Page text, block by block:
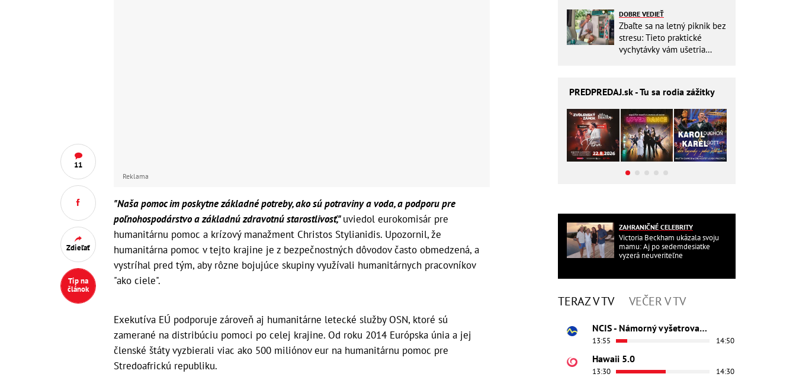
11
Zdieľať
Tip na
článok
Reklama
"Naša pomoc im poskytne základné potreby, ako sú potraviny a voda, a podporu pre
poľnohospodárstvo a základnú zdravotnú starostlivosť,"uviedol eurokomisár pre
humanitárnu pomoc a krízový manažment Christos Stylianidis. Upozornil, že
humanitárna pomoc v tejto krajine je z bezpečnostných dôvodov často obmedzená, a
vystríhal pred tým, aby rôzne bojujúce skupiny využívali humanitárnych pracovníkov
"ako ciele".
Exekutíva EÚ podporuje zároveň aj humanitárne letecké služby OSN, ktoré sú
zamerané na distribúciu pomoci po celej krajine. Od roku 2014 Európska únia a jej
členské štáty vyzbierali viac ako 500 miliónov eur na humanitárnu pomoc pre
Stredoafrickú republiku.
DOBRE VEDIEŤ
Zbaľte sa na letný piknik bez
stresu: Tieto praktické
vychytávky vám ušetria
PREDPREDAJ.sk - Tu sa rodia zážitky
ZAHRANIČNÉ CELEBRITY
Victoria Beckham ukázala svoju
mamu: Aj po sedemdesiatke
vyzerá neuveriteľne
TERAZ V TV VEČER V TV
NCIS - Námorný vyšetrovací úrad
13:55 14:50
Hawaii 5.0
13:30 14:30